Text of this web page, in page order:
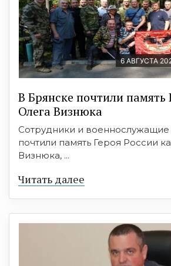
6 АВГУСТА
В Брянске почтили память
Олега Визнюка
Сотрудники и
почтили память Героя России
Визнюка, ...
Читать далее